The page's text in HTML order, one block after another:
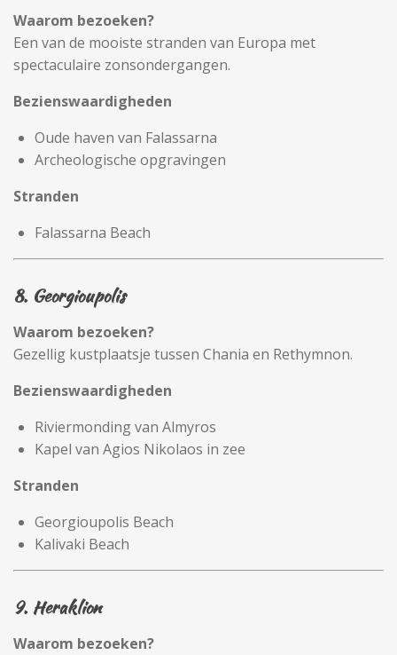
Waarom bezoeken?
Een van de mooiste stranden van Europa met
spectaculaire zonsondergangen.
Bezienswaardigheden
Oude haven van Falassarna
Archeologische opgravingen
Stranden
Falassarna Beach
8. Georgioupolis
Waarom bezoeken?
Gezellig kustplaatsje tussen Chania en Rethymnon.
Bezienswaardigheden
Riviermonding van Almyros
Kapel van Agios Nikolaos in zee
Stranden
Georgioupolis Beach
Kalivaki Beach
9. Heraklion
Waarom bezoeken?